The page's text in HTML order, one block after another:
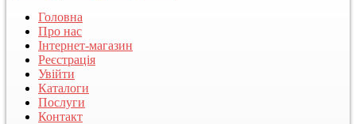
Головна
Про нас
Інтернет-магазин
Реєстрація
Увійти
Каталоги
Послуги
Контакт